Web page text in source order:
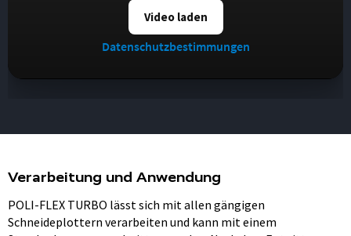
Video laden
Datenschutzbestimmungen
Verarbeitung und Anwendung
POLI-FLEX TURBO lässt sich mit allen gängigen
Schneideplottern verarbeiten und kann mit einem